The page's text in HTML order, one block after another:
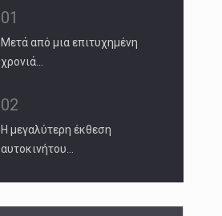
01
Μετά από μια επιτυχημένη
χρονιά…
02
Η μεγαλύτερη έκθεση
αυτοκινήτου…